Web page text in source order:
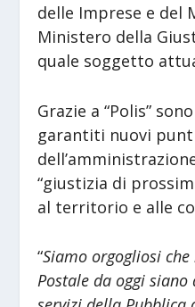
delle Imprese e del
Ministero della
quale soggetto
Grazie a “Polis”
garantiti nuovi
“giustizia di
al territorio e alle
“Siamo orgogliosi
Postale da oggi